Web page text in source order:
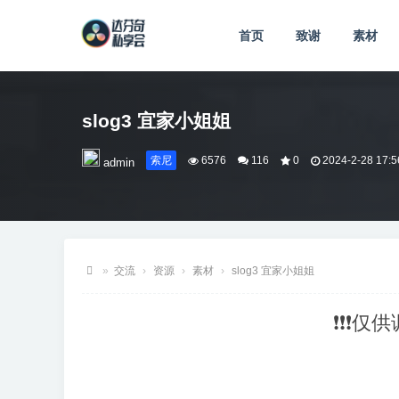
首页 致谢 素材
slog3 宜家小姐姐
admin 索尼 6576 116 0 2024-2-28
» 交流 › 资源 › 素材 › slog3 宜家小姐姐
❗❗❗仅